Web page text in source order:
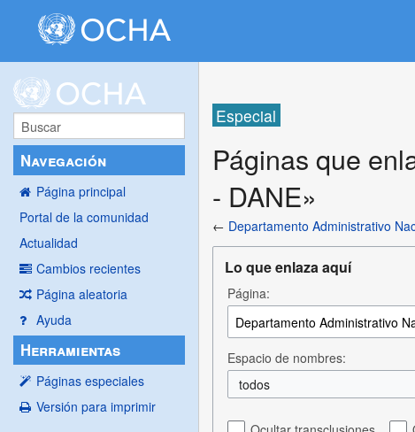
Navegación
Página principal
Portal de la comunidad
Actualidad
Cambios recientes
Página aleatoria
Ayuda
Herramientas
Páginas especiales
Versión para imprimir
Especial
Páginas que
- DANE»
← Departamento Administrativo
Lo que enlaza aquí
Página:
Espacio de nombres:
todos